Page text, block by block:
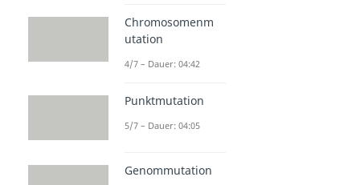
Chromosomenm
utation
4/7 – Dauer: 04:42
Punktmutation
5/7 – Dauer: 04:05
Genommutation